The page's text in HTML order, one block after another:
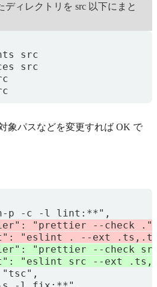
ディレクトリを src 以下にまと
象パスなどを変更すれば OK で